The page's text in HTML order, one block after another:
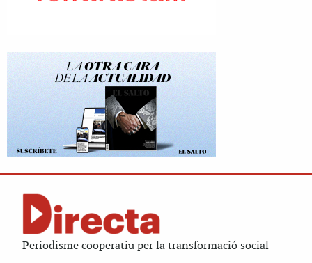
Periodisme cooperatiu per la transformació social